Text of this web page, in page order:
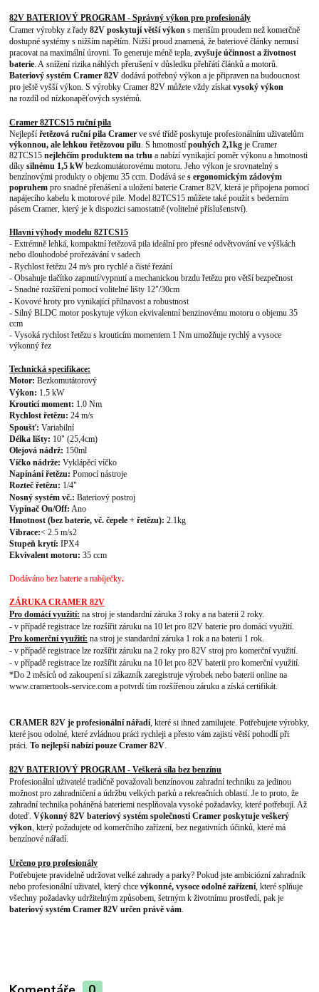
82V BATERIOVÝ PROGRAM - Správný výkon pro profesionály
Cramer výrobky z řady82V poskytují větší výkon s menším proudem než komerčně
dostupné systémy s nižším napětím. Nižší proud znamená, že bateriové články nemusí
pracovat na maximální úrovni. To generuje méně tepla,zvyšuje účinnost a životnost
baterie. A snížení rizika náhlých přerušení v důsledku přehřátí článků a motorů.
Bateriový systém Cramer 82V dodává potřebný výkon a je připraven na budoucnost
pro ještě vyšší výkon. S výrobky Cramer 82V můžete vždy získatvysoký výkon
na rozdíl od nízkonapěťových systémů.
Cramer82TCS15 ruční pila
Nejlepšířetězová ruční pila Cramer ve své třídě poskytuje profesionálnímuživatelům
výkonnou, ale lehkou řetězovou pilu. S hmotnostípouhých 2,1kg je Cramer
82TCS15nejlehčím produktem na trhu a nabízí vynikající poměr výkonu a hmotnosti
díkysilnému 1,5 kW bezkomutátorovému motoru. Jeho výkon je srovnatelný s
benzínovými produkty o objemu 35 ccm. Dodává ses ergonomickým zádovým
popruhem pro snadné přenášení a uložení baterie Cramer 82V, která je připojena pomocí
napájecího kabelu k motorové pile. Model 82TCS15 můžete také použít s bederním
pásem Cramer, který je k dispozici samostatně (volitelné příslušenství).
Hlavní výhody modelu 82TCS15
-Extrémně lehká, kompaktní řetězová pila ideální pro přesné odvětvování ve výškách
nebo dlouhodobé prořezávání v sadech
- Rychlost řetězu 24 m/s pro rychlé a čisté řezání
- Obsahuje tlačítko zapnutí/vypnutí a mechanickou brzdu řetězu pro větší bezpečnost
- Snadné rozšíření pomocí volitelné lišty 12"/30cm
- Kovové hroty pro vynikající přilnavost a robustnost
-Silný BLDC motor poskytuje výkon ekvivalentní benzinovému motoru o objemu 35
ccm
-Vysoká rychlost řetězu s krouticímmomentem 1 Nm umožňuje rychlý a vysoce
výkonný řez
Technická specifikace:
Motor: Bezkomutátorový
Výkon: 1.5 kW
Krouticí moment: 1.0 Nm
Rychlost řetězu: 24 m/s
Spoušť: Variabilní
Délka lišty: 10" (25,4cm)
Olejová nádrž: 150ml
Víčko nádrže: Vyklápěcí víčko
Napínání řetězu: Pomocí nástroje
Rozteč řetězu: 1/4"
Nosný systém vč.: Bateriový postroj
Vypínač On/Off: Ano
Hmotnost (bez baterie, vč. čepele + řetězu): 2.1kg
Vibrace:< 2.5 m/s2
Stupeň krytí: IPX4
Ekvivalent motoru: 35 ccm
Dodáváno bez baterie a nabíječky.
ZÁRUKA CRAMER 82V
Pro domácí využití: na stroj je standardní záruka 3 roky a na baterii 2 roky.
- v případě registrace lze rozšířit záruku na 10 let pro 82V baterie pro domácí využití.
Pro komerční využití: na stroj je standardní záruka 1 rok a na baterii 1 rok.
- v případě registrace lze rozšířit záruku na 2 roky pro 82V stroj pro komerční využití.
- v případě registrace lze rozšířit záruku na 10 let pro 82V baterii pro komerční využití.
*Do 2 měsíců od zakoupení si zákazník zaregistruje výrobek nebo baterii online na
www.cramertools-service.com a potvrdí tím rozšířenou záruku a získá certifikát.
CRAMER 82V je profesionální nářadí, které si ihned zamilujete. Potřebujete výrobky,
které jsou odolné, které zvládnou práci rychleji a přesto vám zajistí větší pohodlí při
práci.To nejlepší nabízí pouze Cramer 82V.
82V BATERIOVÝ PROGRAM - Veškerá síla bez benzínu
Profesionální uživatelé tradičně považovali benzínovou zahradní techniku za jedinou
možnost pro zahradničení a údržbu velkých parků a rekreačních oblastí. Je to proto, že
zahradní technika poháněná bateriemi nesplňovala vysoké požadavky, které potřebují. Až
doteď.Výkonný 82V bateriový systém společnosti Cramer poskytuje veškerý
výkon, který požadujete od komerčního zařízení, bez negativních účinků, které má
benzínové nářadí.
Určeno pro profesionály
Potřebujete pravidelně udržovat velké zahrady a parky? Pokud jste ambiciózní zahradník
nebo profesionální uživatel, který chcevýkonné, vysoce odolné zařízení, které splňuje
všechny požadavky udržitelným způsobem, šetrným k životnímu prostředí, pak je
bateriový systém Cramer 82V určen právě vám.